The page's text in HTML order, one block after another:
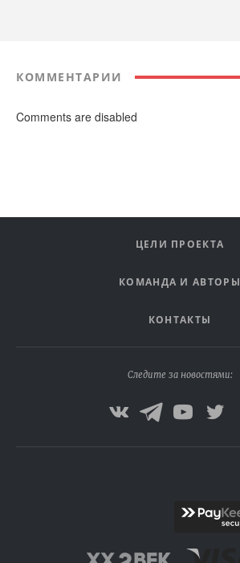
КОММЕНТАРИИ
Comments are disabled
ЦЕЛИ ПРОЕКТА
КОМАНДА И АВТОРЫ
КОНТАКТЫ
Следите за новостями: